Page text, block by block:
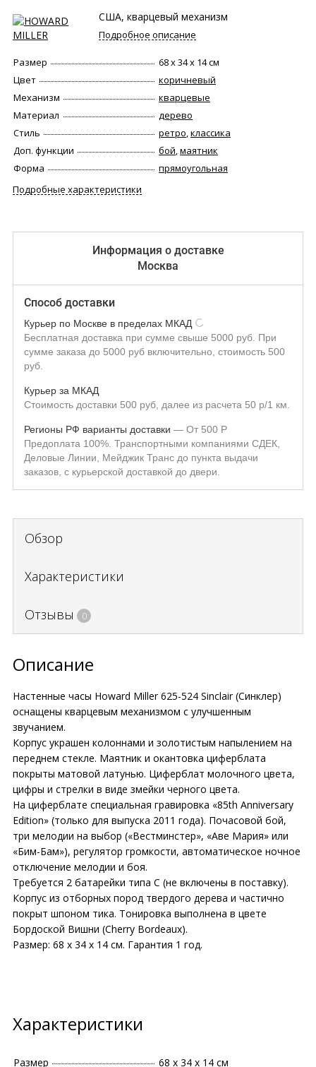
США, кварцевый механизм
Подробное описание
Размер
68 х 34 х 14 см
Цвет
коричневый
Механизм
кварцевые
Материал
дерево
Стиль
ретро,классика
Доп. функции
бой,маятник
Форма
прямоугольная
Подробные характеристики
Информация о доставке
Москва
Способ доставки
Курьер по Москве в пределах МКАД
Бесплатная доставка при сумме свыше 5000 руб. При
сумме заказа до 5000 руб включительно, стоимость 500
руб.
Курьер за МКАД
Стоимость доставки 500 руб, далее из расчета 50 р/1 км.
Регионы РФ варианты доставки От 500 Р
Предоплата 100%. Транспортными компаниями СДЕК,
Деловые Линии, Мейджик Транс до пункта выдачи
заказов, с курьерской доставкой до двери.
Обзор
Характеристики
Отзывы 0
Описание
Настенные часы Howard Miller 625-524 Sinclair (Синклер)
оснащены кварцевым механизмом с улучшенным
звучанием.
Корпус украшен колоннами и золотистым напылением на
переднем стекле. Маятник и окантовка циферблата
покрыты матовой латунью. Циферблат молочного цвета,
цифры и стрелки в виде змейки черного цвета.
На циферблате специальная гравировка «85th Anniversary
Edition» (только для выпуска 2011 года). Почасовой бой,
три мелодии на выбор («Вестминстер», «Аве Мария» или
«Бим-Бам»), регулятор громкости, автоматическое ночное
отключение мелодии и боя.
Требуется 2 батарейки типа С (не включены в поставку).
Корпус из отборных пород твердого дерева и частично
покрыт шпоном тика. Тонировка выполнена в цвете
Бордоской Вишни (Cherry Bordeaux).
Размер: 68 х 34 х 14 см. Гарантия 1 год.
Характеристики
Размер 68 х 34 х 14 см